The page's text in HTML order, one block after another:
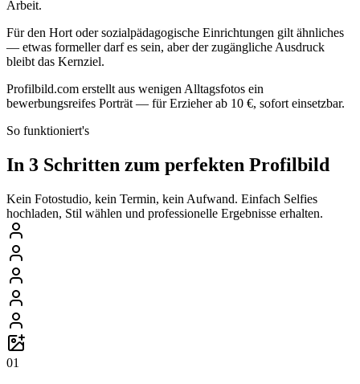
Arbeit.
Für den Hort oder sozialpädagogische Einrichtungen gilt ähnliches
— etwas formeller darf es sein, aber der zugängliche Ausdruck
bleibt das Kernziel.
Profilbild.com erstellt aus wenigen Alltagsfotos ein
bewerbungsreifes Porträt — für Erzieher ab 10 €, sofort einsetzbar.
So funktioniert's
In 3 Schritten zum perfekten Profilbild
Kein Fotostudio, kein Termin, kein Aufwand. Einfach Selfies
hochladen, Stil wählen und professionelle Ergebnisse erhalten.
01